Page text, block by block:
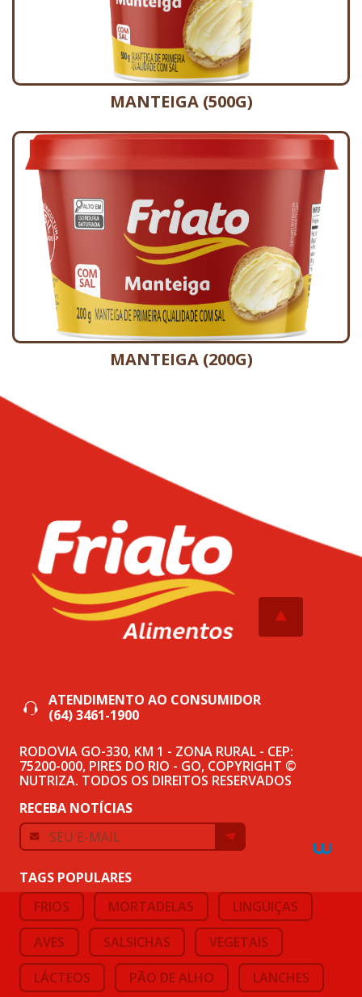
MANTEIGA (500G)
MANTEIGA (200G)
ATENDIMENTO AO CONSUMIDOR
(64) 3461-1900
RODOVIA GO-330, KM 1 - ZONA RURAL - CEP:
75200-000, PIRES DO RIO - GO, COPYRIGHT ©
NUTRIZA. TODOS OS DIREITOS RESERVADOS
RECEBA NOTÍCIAS
TAGS POPULARES
FRIOS
MORTADELAS
LINGUIÇAS
AVES
SALSICHAS
VEGETAIS
LÁCTEOS
PÃO DE ALHO LANCHES